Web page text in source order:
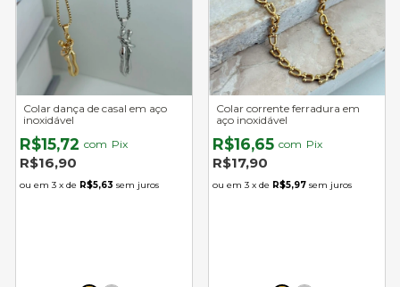
Colar dança de casal em aço
inoxidável
R$15,72 com Pix
R$16,90
3 x de R$5,63 sem juros
Colar corrente ferradura em
aço inoxidável
R$16,65 com Pix
R$17,90
3 x de R$5,97 sem juros